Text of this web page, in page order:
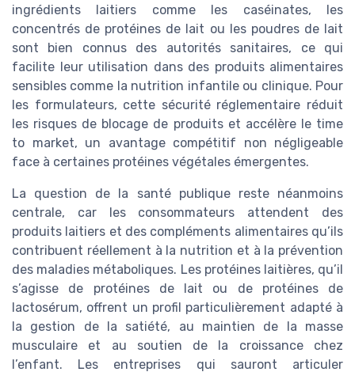
ingrédients laitiers comme les caséinates, les
concentrés de protéines de lait ou les poudres de lait
sont bien connus des autorités sanitaires, ce qui
facilite leur utilisation dans des produits alimentaires
sensibles comme la nutrition infantile ou clinique. Pour
les formulateurs, cette sécurité réglementaire réduit
les risques de blocage de produits et accélère le time
to market, un avantage compétitif non négligeable
face à certaines protéines végétales émergentes.
La question de la santé publique reste néanmoins
centrale, car les consommateurs attendent des
produits laitiers et des compléments alimentaires qu’ils
contribuent réellement à la nutrition et à la prévention
des maladies métaboliques. Les protéines laitières, qu’il
s’agisse de protéines de lait ou de protéines de
lactosérum, offrent un profil particulièrement adapté à
la gestion de la satiété, au maintien de la masse
musculaire et au soutien de la croissance chez
l’enfant. Les entreprises qui sauront articuler